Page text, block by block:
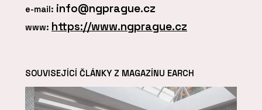
e-mail: info@ngprague.cz
www: https://www.ngprague.cz
SOUVISEJÍCÍ ČLÁNKY Z MAGAZÍNU EARCH